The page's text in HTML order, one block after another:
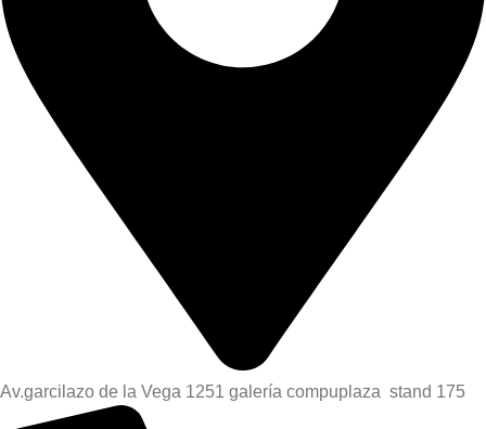
Av.garcilazo de la Vega 1251 galería compuplaza stand 175